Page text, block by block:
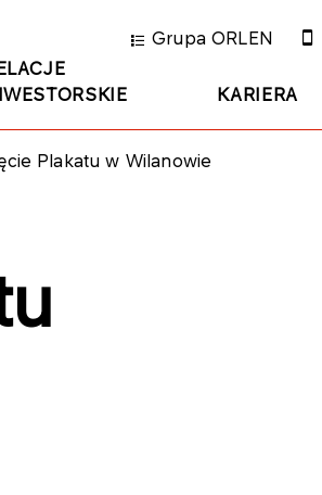
KARIERA
Grupa ORLEN
Plakatu w Wilanowie